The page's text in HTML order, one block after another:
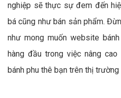
nghiệp sẽ thực sự đem đến
bá cũng như bán sản phẩm.
như mong muốn website
hàng đầu trong việc nâng
bánh phu thê bạn trên thị trường